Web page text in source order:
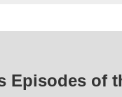
Episodes of